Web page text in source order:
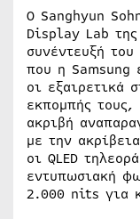
Ο Sanghyun
Display Lab
συνέντευξή
που η Samsung
οι εξαιρετικά
εκπομπής
ακριβή
με την
οι QLED
εντυπωσιακή
2.000 nits για